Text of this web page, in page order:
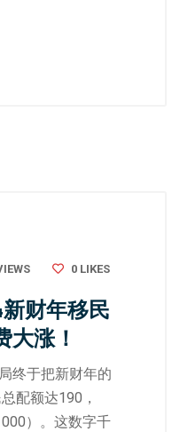
0 LIKES
财年移民
大涨！
终于把新财年的
配额达190，
）。这数字千